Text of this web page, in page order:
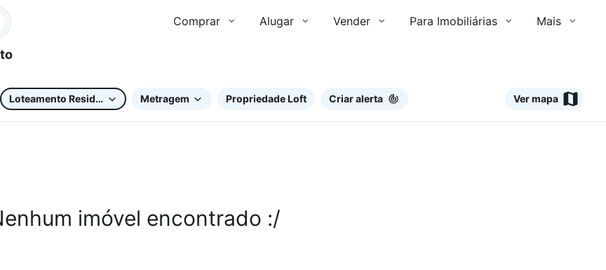
Comprar Alugar Vender Para Imobiliárias Mais
Loteamento Residencial Pedra Alta (Sousas)
Metragem Propriedade Loft Criar alerta Ver mapa
imóvel encontrado :/